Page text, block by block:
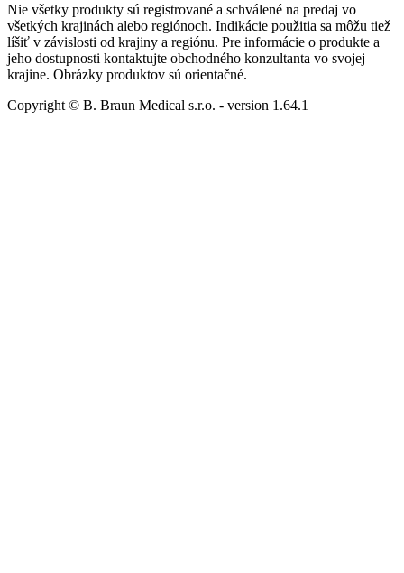
Nie všetky produkty sú registrované a schválené na predaj vo
všetkých krajinách alebo regiónoch. Indikácie použitia sa môžu tiež
líšiť v závislosti od krajiny a regiónu. Pre informácie o produkte a
jeho dostupnosti kontaktujte obchodného konzultanta vo svojej
krajine. Obrázky produktov sú orientačné.
Copyright © B. Braun Medical s.r.o. - version 1.64.1